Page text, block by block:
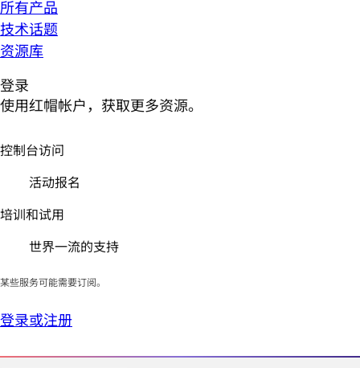
所有产品
技术话题
资源库
登录
使用红帽帐户，获取更多资源。
控制台访问
活动报名
培训和试用
世界一流的支持
某些服务可能需要订阅。
登录或注册